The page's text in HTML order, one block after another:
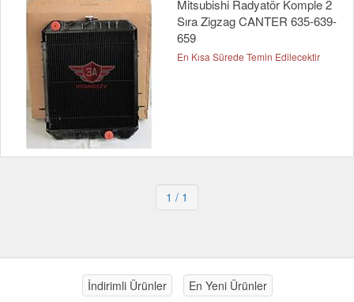
Mitsubishi Radyatör Komple 2
Sıra Zigzag CANTER 635-639-
659
En Kısa Sürede Temin Edilecektir
1 / 1
İndirimli Ürünler En Yeni Ürünler